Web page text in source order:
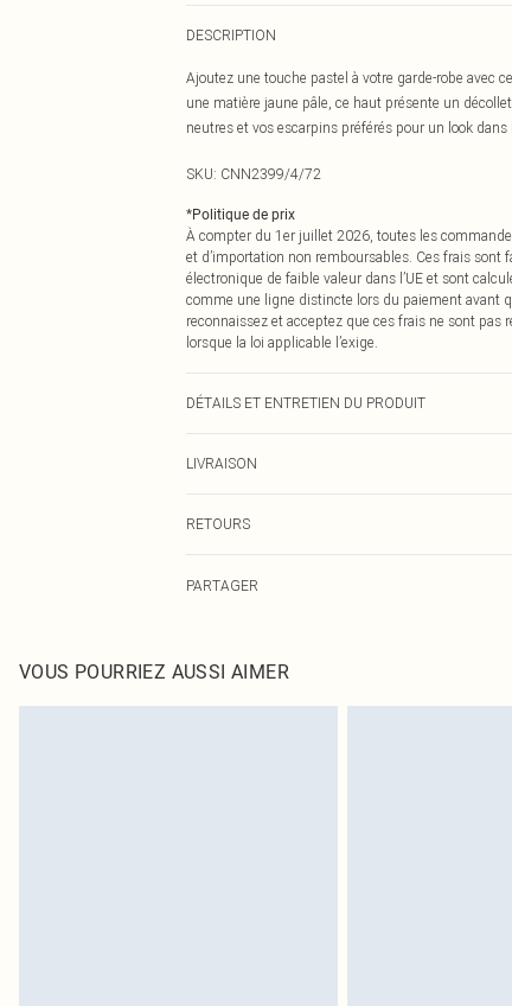
DESCRIPTION
Ajoutez une touche pastel à votre garde-robe avec
une matière jaune pâle, ce haut présente un
neutres et vos escarpins préférés pour un look
SKU: CNN2399/4/72
*Politique de prix
À compter du 1er juillet 2026, toutes les
et d’importation non remboursables. Ces frais sont
électronique de faible valeur dans l’UE et sont
comme une ligne distincte lors du paiement avant
reconnaissez et acceptez que ces frais ne sont pas
lorsque la loi applicable l’exige.
DÉTAILS ET ENTRETIEN DU PRODUIT
LIVRAISON
RETOURS
Veuillez noter que nous ne pouvons pas
également être essayées en intérieur. Les articles
PARTAGER
VOUS POURRIEZ AUSSI AIMER